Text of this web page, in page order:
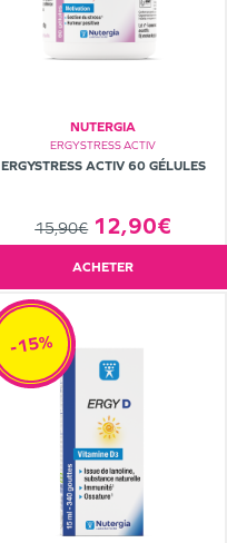
NUTERGIA
ERGYSTRESS ACTIV
ERGYSTRESS ACTIV 60 GÉLULES
15,90€ 12,90€
ACHETER
-15%